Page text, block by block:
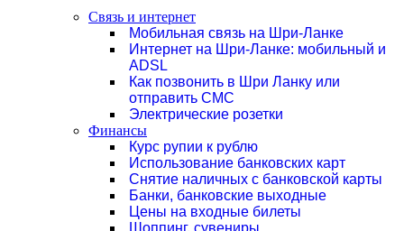
Связь и интернет
Мобильная связь на Шри-Ланке
Интернет на Шри-Ланке: мобильный и
ADSL
Как позвонить в Шри Ланку или
отправить СМС
Электрические розетки
Финансы
Курс рупии к рублю
Использование банковских карт
Снятие наличных с банковской карты
Банки, банковские выходные
Цены на входные билеты
Шоппинг, сувениры